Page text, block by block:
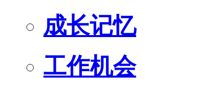
成长记忆
工作机会